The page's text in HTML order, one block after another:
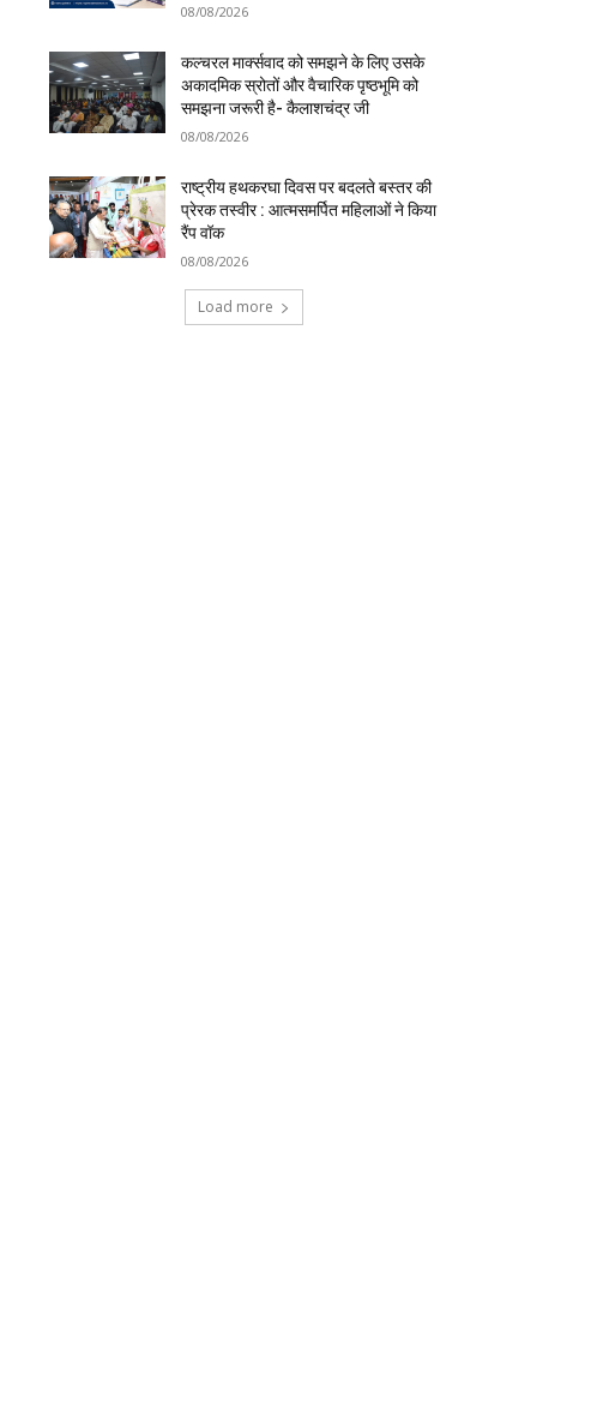
08/08/2026
कल्चरल मार्क्सवाद को समझने के लिए उसके
अकादमिक स्रोतों और वैचारिक पृष्ठभूमि को
समझना जरूरी है- कैलाशचंद्र जी
08/08/2026
राष्ट्रीय हथकरघा दिवस पर बदलते बस्तर की
प्रेरक तस्वीर : आत्मसमर्पित महिलाओं ने किया
रैंप वॉक
08/08/2026
Load more